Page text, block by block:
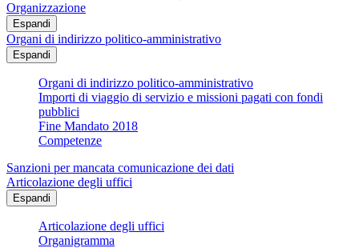
Organizzazione
Espandi
Organi di indirizzo politico-amministrativo
Espandi
Organi di indirizzo politico-amministrativo
Importi di viaggio di servizio e missioni pagati con fondi
pubblici
Fine Mandato 2018
Competenze
Sanzioni per mancata comunicazione dei dati
Articolazione degli uffici
Espandi
Articolazione degli uffici
Organigramma